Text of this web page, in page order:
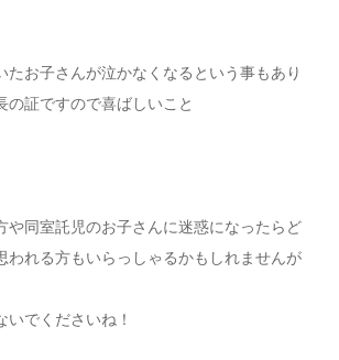
たお子さんが泣かなくなるという事もあり
の証ですので喜ばしいこと
や同室託児のお子さんに迷惑になったらど
われる方もいらっしゃるかもしれませんが
いでくださいね！